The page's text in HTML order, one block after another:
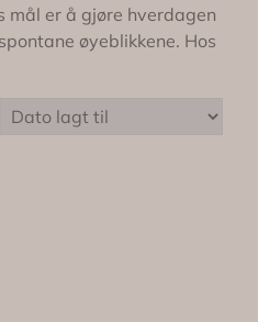
mål er å gjøre hverdagen
øyeblikkene. Hos